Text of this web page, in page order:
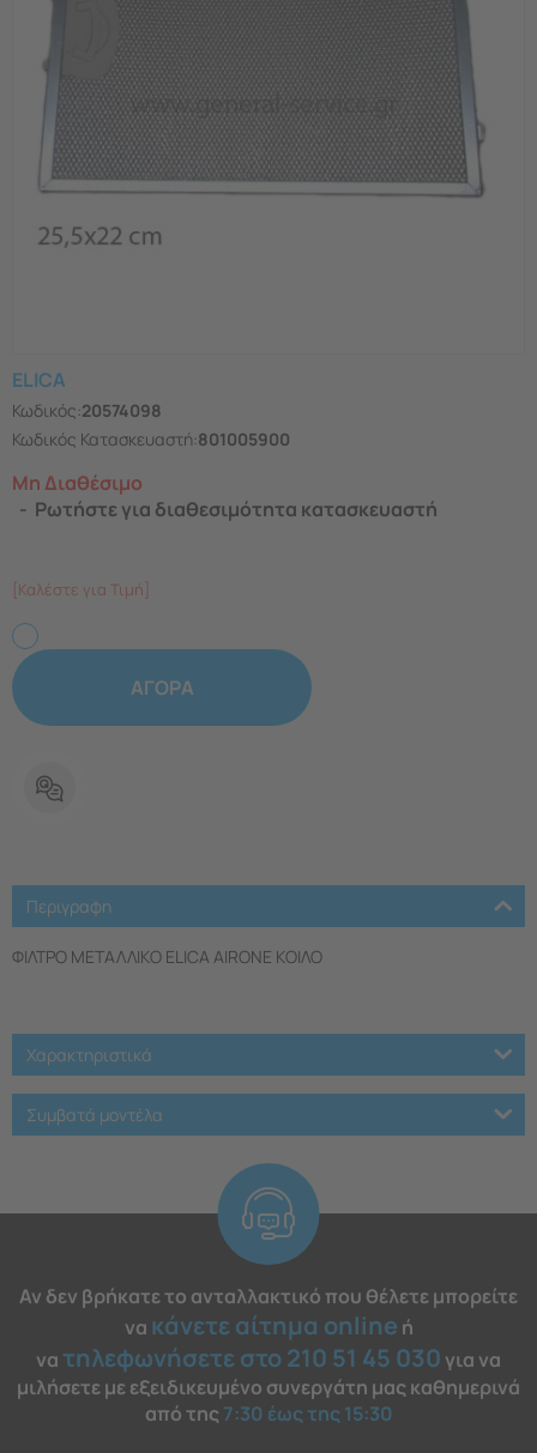
ELICA
Κωδικός:20574098
Κωδικός Κατασκευαστή:801005900
Μη Διαθέσιμο
Ρωτήστε για διαθεσιμότητα κατασκευαστή
[Καλέστε για Τιμή]
ΑΓΟΡΑ
Περιγραφη
ΦΙΛΤΡΟ ΜΕΤΑΛΛΙΚΟ ELICA AIRONE ΚΟΙΛΟ
Χαρακτηριστικά
Συμβατά μοντέλα
Αν δεν βρήκατε το ανταλλακτικό που θέλετε μπορείτε
να κάνετε αίτημα online ή
νατηλεφωνήσετε στο 210 51 45 030 για να
μιλήσετε με εξειδικευμένο συνεργάτη μας καθημερινά
από της7:30 έως της 15:30